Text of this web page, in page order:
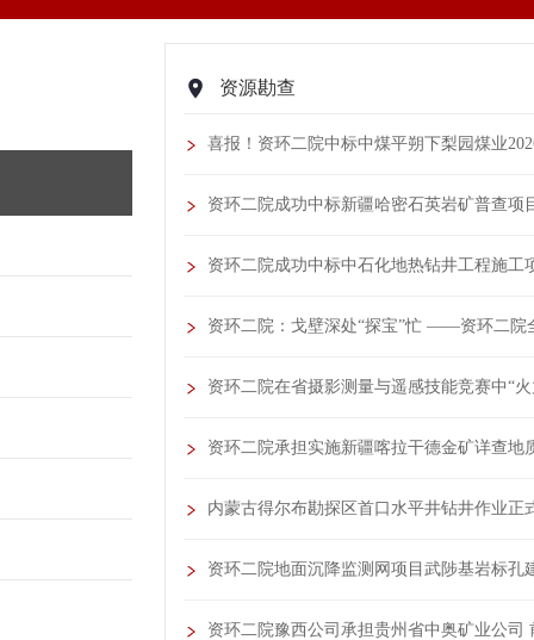
资源勘查
喜报！资环二院中标中煤平朔下梨园煤业
资环二院成功中标新疆哈密石英岩矿普查项
资环二院成功中标中石化地热钻井工程施工
资环二院：戈壁深处“探宝”忙 ——资环二院
资环二院在省摄影测量与遥感技能竞赛中“
资环二院承担实施新疆喀拉干德金矿详查地
内蒙古得尔布勘探区首口水平井钻井作业正
资环二院地面沉降监测网项目武陟基岩标孔
资环二院豫西公司承担贵州省中奥矿业公司